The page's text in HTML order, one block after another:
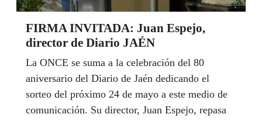
FIRMA INVITADA: Juan Espejo,
director de Diario JAÉN
La ONCE se suma a la celebración del 80
aniversario del Diario de Jaén dedicando el
sorteo del próximo 24 de mayo a este medio de
comunicación. Su director, Juan Espejo, repasa